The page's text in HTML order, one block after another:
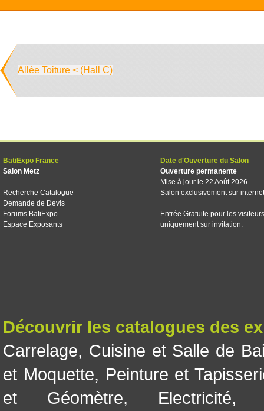
Allée Toiture < (Hall C)
BatiExpo France
Salon Metz
Recherche Catalogue
Demande de Devis
Forums BatiExpo
Espace Exposants
Date d'Ouverture du Salon
Ouverture permanente
Mise à jour le 22 Août 2026
Salon exclusivement sur internet
Entrée Gratuite pour les visiteurs
uniquement sur invitation.
Découvrir les catalogues des
Carrelage, Cuisine et Salle de
et Moquette, Peinture et
et Géomètre, Electricité